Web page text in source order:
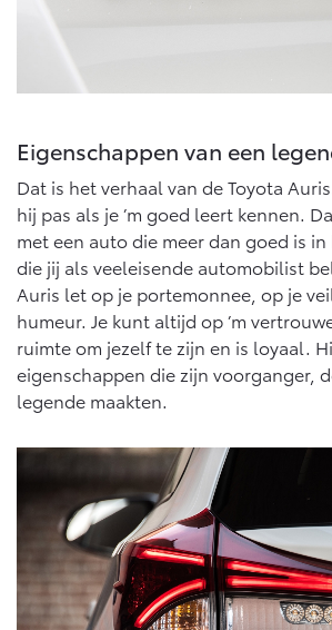
Eigenschappen van een
Dat is het verhaal van de Toyota
hij pas als je ’m goed leert kennen.
met een auto die meer dan goed is
die jij als veeleisende automobilist
Auris let op je portemonnee, op je
humeur. Je kunt altijd op ’m
ruimte om jezelf te zijn en is loyaal.
eigenschappen die zijn voorganger,
legende maakten.